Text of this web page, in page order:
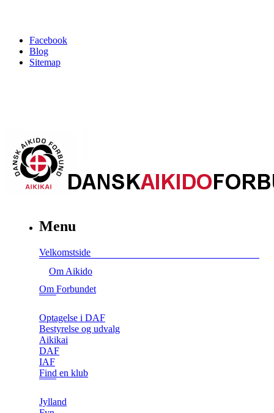
Facebook
Blog
Sitemap
Menu
Velkomstside
Om Aikido
Om Forbundet
Optagelse i DAF
Bestyrelse og udvalg
Aikikai
DAF
IAF
Find en klub
Jylland